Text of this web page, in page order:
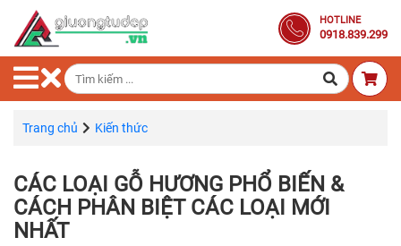
HOTLINE
0918.839.299
Trang
Chủ
Combo
Phòng
Ngủ
Giường
Gỗ
Tủ
Trang chủ Kiến thức
CÁC LOẠI GỖ HƯƠNG PHỔ BIẾN &
CÁCH PHÂN BIỆT CÁC LOẠI MỚI
NHẤT